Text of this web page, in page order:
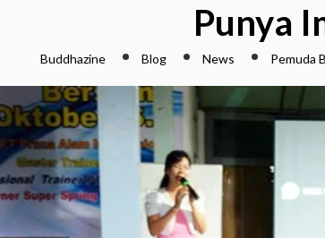
Punya
Buddhazine Blog News Pemuda